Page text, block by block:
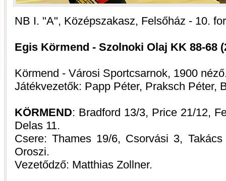
NB I. "A", Középszakasz, Felsőház - 10.
Egis Körmend - Szolnoki Olaj KK 88-68
Körmend - Városi Sportcsarnok, 1900
Játékvezetők: Papp Péter, Praksch Péter,
KÖRMEND: Bradford 13/3, Price 21/12,
Delas 11.
Csere: Thames 19/6, Csorvási 3,
Oroszi.
Vezetődző: Matthias Zollner.